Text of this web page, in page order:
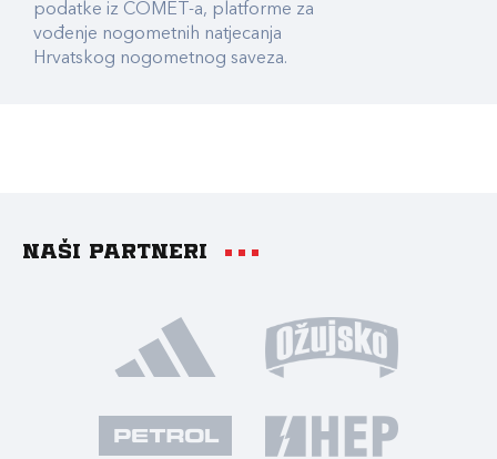
podatke iz COMET-a, platforme za
vođenje nogometnih natjecanja
Hrvatskog nogometnog saveza.
Naši partneri